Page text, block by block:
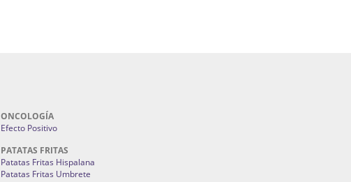
ONCOLOGÍA
Efecto Positivo
PATATAS FRITAS
Patatas Fritas Hispalana
Patatas Fritas Umbrete